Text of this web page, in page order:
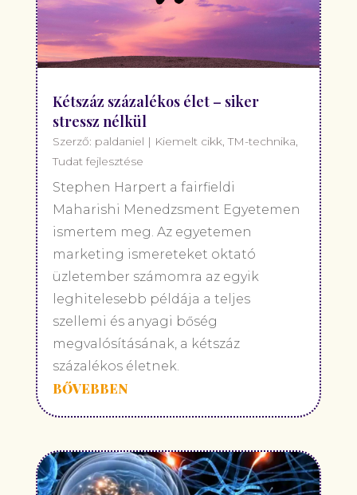
Kétszáz százalékos élet – siker
stressz nélkül
Szerző: paldaniel | Kiemelt cikk,TM-technika,
Tudat fejlesztése
Stephen Harpert a fairfieldi
Maharishi Menedzsment Egyetemen
ismertem meg. Az egyetemen
marketing ismereteket oktató
üzletember számomra az egyik
leghitelesebb példája a teljes
szellemi és anyagi bőség
megvalósításának, a kétszáz
százalékos életnek.
BŐVEBBEN